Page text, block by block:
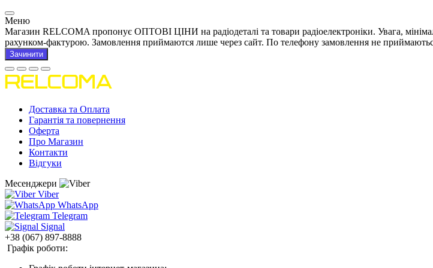
Меню
Магазин RELCOMA пропонує ОПТОВІ ЦІНИ на радіодеталі та товари радіоелектроніки. Увага,
рахунком-фактурою. Замовлення приймаются лише через сайт. По телефону замовлення не
Зачинити
Доставка та Оплата
Гарантія та повернення
Оферта
Про Магазин
Контакти
Відгуки
Месенджери
Viber
WhatsApp
Telegram
Signal
+38 (067) 897-8888
Графік роботи: